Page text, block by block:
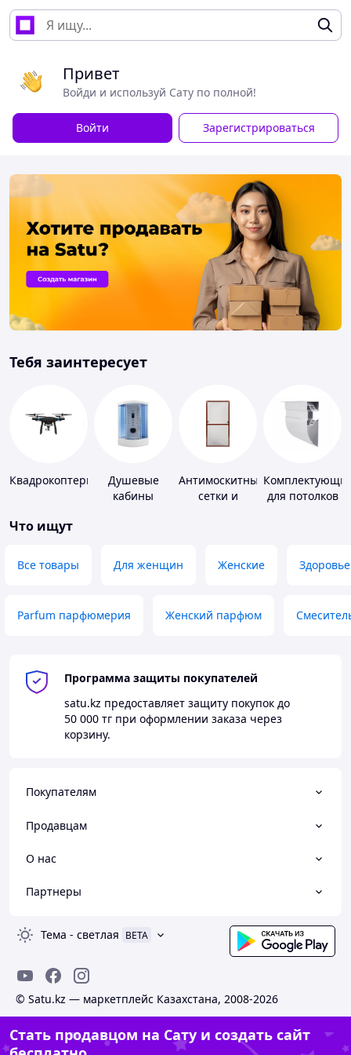
Привет
Войди и используй Сату по полной!
Войти Зарегистрироваться
Тебя заинтересует
Квадрокоптеры
Душевые
кабины
Антимоскитные
сетки и
для потолков
Что ищут
Все товары Для женщин Женские Здоровье
Parfum парфюмерия Женский парфюм
Программа защиты покупателей
satu.kz предоставляет защиту покупок до
50 000 тг при оформлении заказа через
корзину.
Покупателям
Продавцам
О нас
Партнеры
Тема - светлая BETA
© Satu.kz — маркетплейс Казахстана, 2008-2026
Стать продавцом на Сату и создать сайт